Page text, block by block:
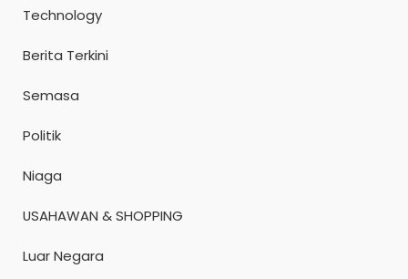
Technology
Berita Terkini
Semasa
Politik
Niaga
USAHAWAN & SHOPPING
Luar Negara